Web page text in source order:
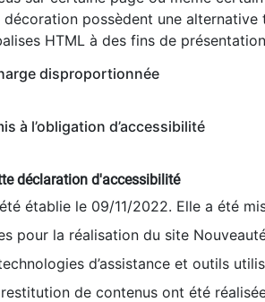
décoration possèdent une alternative
HTML à des fins de
disproportionnée
à l’obligation d’accessibilité
déclaration d'accessibilité
établie le 09/11/2022. Elle a été
pour la réalisation du site
d’assistance et outils
de contenus ont été